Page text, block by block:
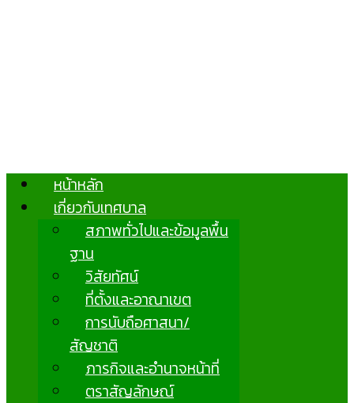
หน้าหลัก
เกี่ยวกับเทศบาล
สภาพทั่วไปและข้อมูลพื้น
ฐาน
วิสัยทัศน์
ที่ตั้งและอาณาเขต
การนับถือศาสนา/
สัญชาติ
ภารกิจและอำนาจหน้าที่
ตราสัญลักษณ์